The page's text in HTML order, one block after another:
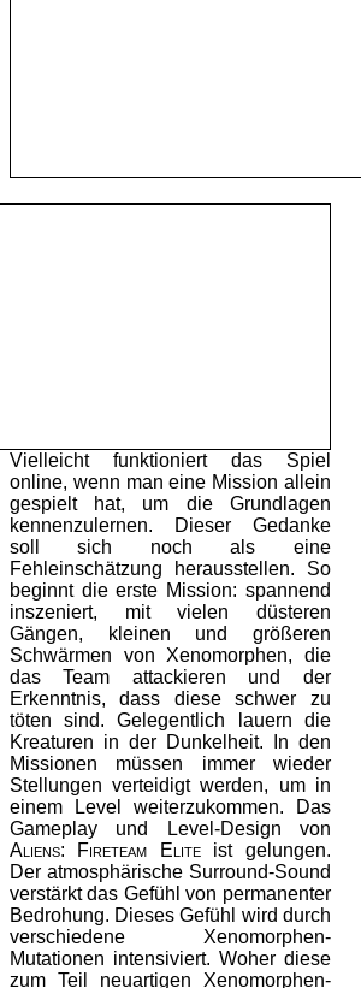
Vielleicht funktioniert das Spiel
online, wenn man eine Mission allein
gespielt hat, um die Grundlagen
kennenzulernen. Dieser Gedanke
soll sich noch als eine
Fehleinschätzung herausstellen. So
beginnt die erste Mission: spannend
inszeniert, mit vielen düsteren
Gängen, kleinen und größeren
Schwärmen von Xenomorphen, die
das Team attackieren und der
Erkenntnis, dass diese schwer zu
töten sind. Gelegentlich lauern die
Kreaturen in der Dunkelheit. In den
Missionen müssen immer wieder
Stellungen verteidigt werden, um in
einem Level weiterzukommen. Das
Gameplay und Level-Design von
Aliens: Fireteam Eliteist gelungen.
Der atmosphärische Surround-Sound
verstärkt das Gefühl von permanenter
Bedrohung. Dieses Gefühl wird durch
verschiedene Xenomorphen-
Mutationen intensiviert. Woher diese
zum Teil neuartigen Xenomorphen-